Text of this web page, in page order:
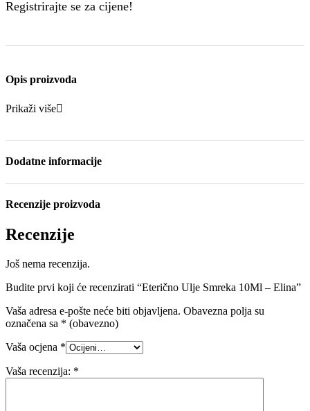
Registrirajte se za cijene!
Opis proizvoda
Prikaži više
Dodatne informacije
Recenzije proizvoda
Recenzije
Još nema recenzija.
Budite prvi koji će recenzirati “Eterično Ulje Smreka 10Ml – Elina”
Vaša adresa e-pošte neće biti objavljena. Obavezna polja su
označena sa * (obavezno)
Vaša ocjena *
Vaša recenzija: *